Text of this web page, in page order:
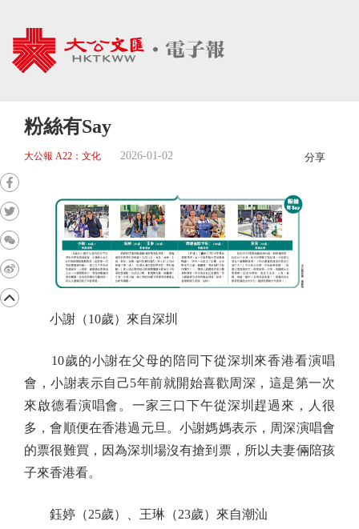
粉絲有Say
大公報 A22：文化 2026-01-02 分享
小謝（10歲）來自深圳
10歲的小謝在父母的陪同下從深圳來香港看演唱
會，小謝表示自己5年前就開始喜歡周深，這是第一次
來啟德看演唱會。一家三口下午從深圳趕過來，人很
多，會順便在香港過元旦。小謝媽媽表示，周深演唱會
的票很難買，因為深圳場沒有搶到票，所以夫妻倆陪孩
子來香港看。
鈺婷（25歲）、王琳（23歲）來自潮汕